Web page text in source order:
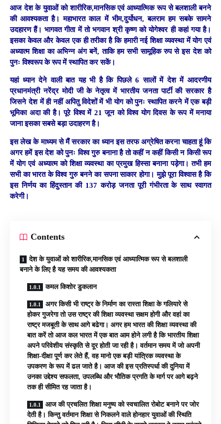
आज देश के युवाओं को शारीरिक,मानसिक एवं आध्यात्मिक रूप से बलशाली बनने
की आवश्यकता है। महाभारत काल में भीम,दुर्योधन, बलराम हम सबके सामने
उदहारण हैं। भागवत गीता में तो भगवान श्री कृष्ण को योगेश्वर ही कहां गया है।
इसका केवल और केवल एक ही तरीका है कि हमारी नई शिक्षा व्यवस्था में योग एवं
अध्यात्म शिक्षा का अभिन्न अंग बनें, ताकि हम सभी सामूहिक रुप से इस देश को
पुनः विश्वरूप के रूप में स्थापित कर सकें।
यहां ध्यान देने वाली बात यह भी है कि पिछले 6 सालों में देश में आदरणीय
प्रधानमंत्री नरेंद्र मोदी जी के नेतृत्व में भारतीय जनता पार्टी की सरकार है
जिसने देश में ही नहीं अपितु विदेशों में भी योग को पुनः स्थापित करने में एक बड़ी
भूमिका अदा की है। पूरे विश्व में 21 जून को विश्व योग दिवस के रूप में मनाया
जाना इसका सबसे बड़ा उदाहरण है।
इस लेख के माध्यम से मैं सरकार का ध्यान इस तरफ अग्रेषित करना चाहता हूं कि
अगर हमें इस देश को पुनः विश्व गुरु बनाना है तो कहीं न कहीं किसी न किसी रूप
में योग एवं अध्यात्म को शिक्षा व्यवस्था का प्रमुख हिस्सा बनाना पड़ेगा। तभी हम
सभी का भारत के विश्व गुरु बनने का सपना साकार होगा। मुझे पूरा विश्वास है कि
इस निर्णय का हिंदुस्तान की 137 करोड़ जनता पूरी गंभीरता के साथ स्वागत
करेगी।
Contents
देश के युवाओं को शारीरिक,मानसिक एवं आध्यात्मिक रूप से बलशाली
बनाने के लिए है यह समय की आवश्यकता
कमल किशोर डुकलान
अगर किसी भी राष्ट्र के निर्माण का रास्ता शिक्षा के गलियारे से
होकर गुजरेगा तो उस राष्ट्र की शिक्षा व्यवस्था सक्षम होगी और वहां का
राष्ट्र मजबूती के साथ आगे बढेगा। अगर हम भारत की शिक्षा व्यवस्था की
बात करें तो आज कल भारत में एक बात आम होने लगी है कि भारतीय शिक्षा
अपने परिवेशीय संस्कृति से दूर होती जा रही है। वर्तमान समय में जो अपनी
शिक्षा-दीक्षा पूर्ण कर लेते हैं, वह मानो एक बड़ी यांत्रिक व्यवस्था के
उपकरण के रूप में ढल जाते है। आज की इस प्रतिस्पर्धा की दुनिया में
उनका उद्देश्य सफलता, उपलब्धि और भौतिक प्रगति के मार्ग पर आगे बढ़ने
तक ही सीमित रह जाता है।
आज की प्रचलित शिक्षा मनुष्य को स्वचालित रोबोट बनाने पर जोर
देती है। किन्तु वर्तमान शिक्षा से निकलने वाले होनहार युवाओं की स्थिति